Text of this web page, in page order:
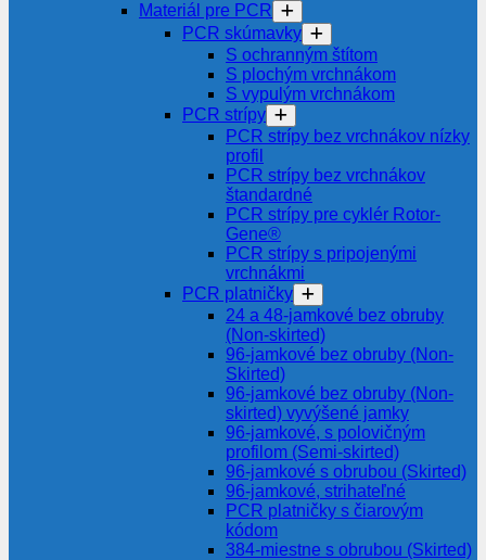
Materiál pre PCR
PCR skúmavky
S ochranným štítom
S plochým vrchnákom
S vypulým vrchnákom
PCR strípy
PCR strípy bez vrchnákov nízky
profil
PCR strípy bez vrchnákov
štandardné
PCR strípy pre cyklér Rotor-
Gene®
PCR strípy s pripojenými
vrchnákmi
PCR platničky
24 a 48-jamkové bez obruby
(Non-skirted)
96-jamkové bez obruby (Non-
Skirted)
96-jamkové bez obruby (Non-
skirted) vyvýšené jamky
96-jamkové, s polovičným
profilom (Semi-skirted)
96-jamkové s obrubou (Skirted)
96-jamkové, strihateľné
PCR platničky s čiarovým
kódom
384-miestne s obrubou (Skirted)